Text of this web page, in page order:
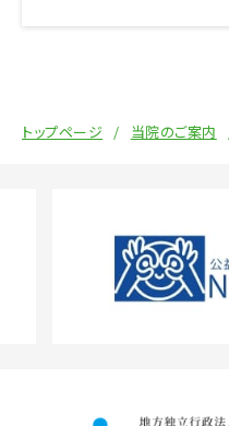
トップページ 当院のご案内